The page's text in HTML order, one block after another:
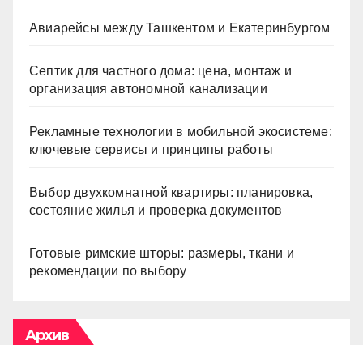
Авиарейсы между Ташкентом и Екатеринбургом
Септик для частного дома: цена, монтаж и
организация автономной канализации
Рекламные технологии в мобильной экосистеме:
ключевые сервисы и принципы работы
Выбор двухкомнатной квартиры: планировка,
состояние жилья и проверка документов
Готовые римские шторы: размеры, ткани и
рекомендации по выбору
Архив